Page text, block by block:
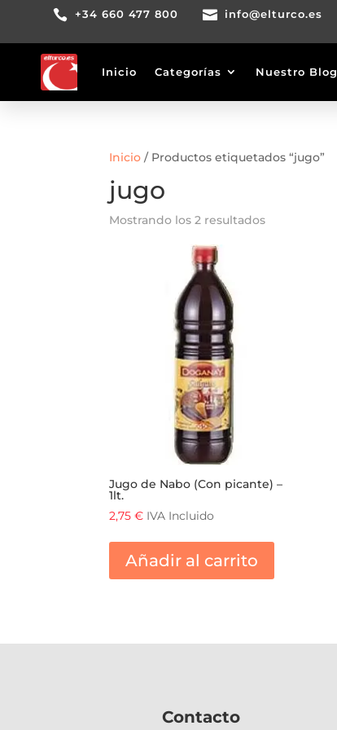
 +34 660 477 800  info@elturco.es
Inicio Categorías Nuestro Blog
Inicio / Productos etiquetados “jugo”
jugo
Mostrando los 2 resultados
Jugo de Nabo (Con picante) –
1lt.
2,75€ IVA Incluido
Añadir al carrito
Contacto